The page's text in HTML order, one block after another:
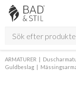
ARMATURER
Guldbeslag